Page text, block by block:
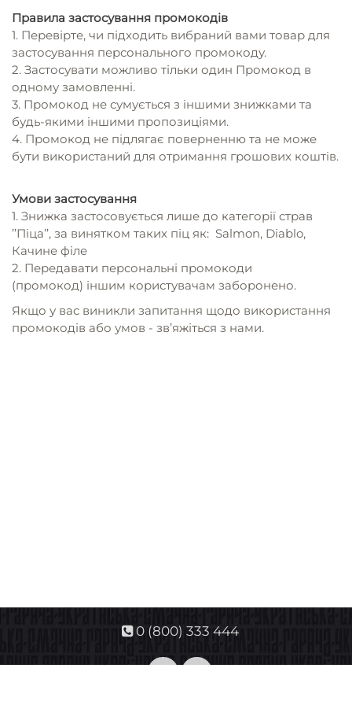
Правила застосування промокодів
1. Перевірте, чи підходить вибраний вами товар для
застосування персонального промокоду.
2. Застосувати можливо тільки один Промокод в
одному замовленні.
3. Промокод не сумується з іншими знижками та
будь-якими іншими пропозиціями.
4. Промокод не підлягає поверненню та не може
бути використаний для отримання грошових коштів.
Умови застосування
1. Знижка застосовується лише до категорії страв
’’Піца’’, за винятком таких піц як: Salmon, Diablo,
Качине філе
2. Передавати персональні промокоди
(промокод) іншим користувачам заборонено.
Якщо у вас виникли запитання щодо використання
промокодів або умов - зв’яжіться з нами.
0 (800) 333 444